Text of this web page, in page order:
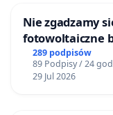
Nie zgadzamy
fotowoltaiczne
mieszkańców
289 podpisów
89 Podpisy / 24
29 Jul 2026